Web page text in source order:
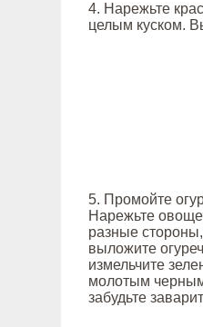
4. Нарежьте
целым куском.
5. Промойте
Нарежьте
разные
выложите
измельчите
молотым
забудьте